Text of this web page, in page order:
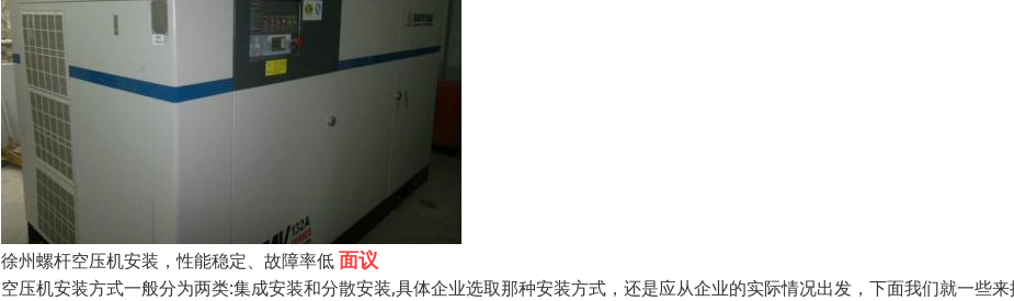
徐州螺杆空压机安装，性能稳定、故障率低面议
空压机安装方式一般分为两类:集成安装和分散安装,具体企业选取那种安装方式，还是应从企业的实际情况出发，下面我们就一些